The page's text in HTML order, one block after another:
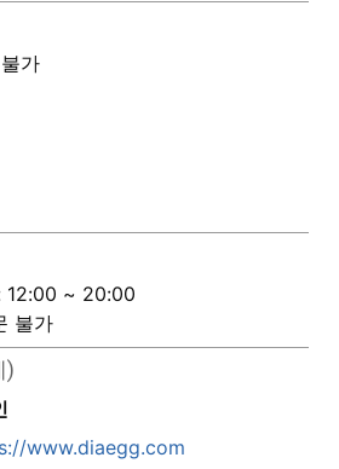
가
12:00 ~ 20:00
불가
)
www.diaegg.com